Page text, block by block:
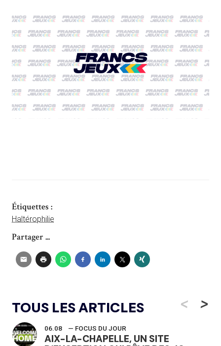
Étiquettes :
Haltérophilie
Partager ...
TOUS LES ARTICLES <
06.08 — FOCUS DU JOUR
AIX-LA-CHAPELLE, UN SITE
>